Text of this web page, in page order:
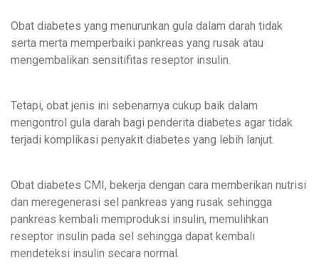
Obat diabetes yang menurunkan gula dalam darah tidak
serta merta memperbaiki pankreas yang rusak atau
mengembalikan sensitifitas reseptor insulin.
Tetapi, obat jenis ini sebenarnya cukup baik dalam
mengontrol gula darah bagi penderita diabetes agar tidak
terjadi komplikasi penyakit diabetes yang lebih lanjut.
Obat diabetes CMI, bekerja dengan cara memberikan nutrisi
dan meregenerasi sel pankreas yang rusak sehingga
pankreas kembali memproduksi insulin, memulihkan
reseptor insulin pada sel sehingga dapat kembali
mendeteksi insulin secara normal.